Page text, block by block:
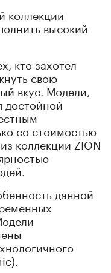
коллекции
высокий
кто захотел
свою
вкус. Модели,
достойной
со стоимостью
коллекции ZION
данной